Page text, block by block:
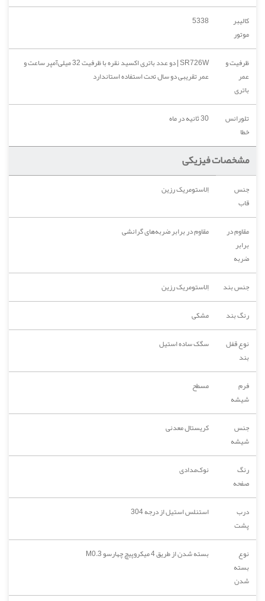
کالیبر
موتور
5338
ظرفیت و
عمر
باتری
SR726W | دو عدد باتری اکسید نقره با ظرفیت 32 میلی‌آمپر ساعت و
عمر تقریبی دو سال تحت استفاده استاندارد
تلورانس
خطا
30 ثانیه در ماه
مشخصات فیزیکی
جنس
قاب
اِلاستومریک رزین
مقاوم در
برابر
ضربه
مقاوم در برابر ضربه‌های گرانشی
جنس بند
اِلاستومریک رزین
رنگ بند
مشکی
نوع قفل
بند
سگک ساده استیل
فرم
شیشه
مسطح
جنس
شیشه
کریستال معدنی
رنگ
صفحه
نوک‌مدادی
درب
پشت
استنلس استیل از درجه 304
نوع
بسته
شدن
بسته شدن از طریق 4 میکروپیچ چهارسو M0.3